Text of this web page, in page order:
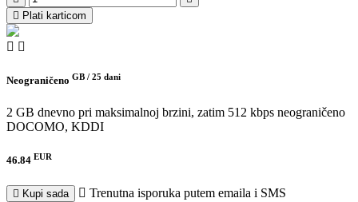
Plati karticom
Neograničeno GB / 25 dani
2 GB dnevno pri maksimalnoj brzini, zatim 512 kbps neograničeno
DOCOMO, KDDI
46.84 EUR
Kupi sada
Trenutna isporuka putem emaila i SMS